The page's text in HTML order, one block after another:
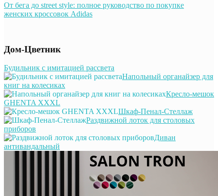
От бега до street style: полное руководство по покупке
женских кроссовок Adidas
Дом-Цветник
Будильник с имитацией рассвета
Напольный органайзер для
книг на колесиках
Кресло-мешок
GHENTA XXXL
Шкаф-Пенал-Стеллаж
Раздвижной лоток для столовых
приборов
Диван
антивандальный